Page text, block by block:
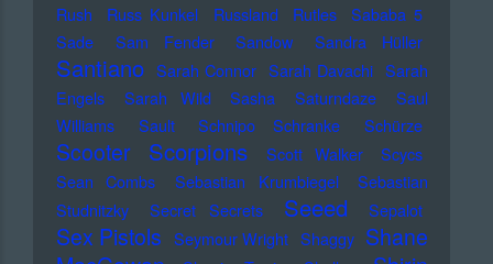
Rush
Russ Kunkel Russland Rutles
Sababa 5
Sade
Sam Fender Sandow Sandra Hüller
Santiano Sarah Connor Sarah Davachi Sarah
Engels
Sarah Wild Sasha Saturndaze
Saul
Williams
Sault Schnipo Schranke Schürze
Scooter Scorpions Scott Walker
Scycs
Sean Combs
Sebastian Krumbiegel
Sebastian
Studnitzky
Secret Secrets Seeed Sepalot
Sex Pistols Seymour Wright Shaggy Shane